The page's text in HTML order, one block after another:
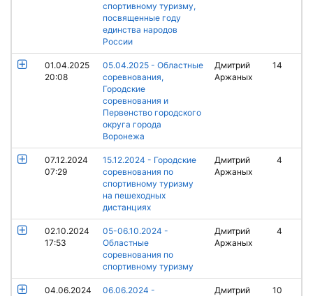
спортивному туризму,
посвященные году
единства народов
России
01.04.2025
20:08
05.04.2025 - Областные
соревнования,
Городские
соревнования и
Первенство городского
округа города
Воронежа
Дмитрий
Аржаных
14
07.12.2024
07:29
15.12.2024 - Городские
соревнования по
спортивному туризму
на пешеходных
дистанциях
Дмитрий
Аржаных
4
02.10.2024
17:53
05-06.10.2024 -
Областные
соревнования по
спортивному туризму
Дмитрий
Аржаных
4
04.06.2024
06.06.2024 -
Дмитрий
10